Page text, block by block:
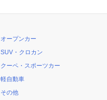
オープンカー
SUV・クロカン
クーペ・スポーツカー
軽自動車
その他